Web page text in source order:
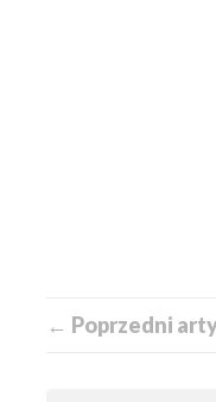
← Poprzedni